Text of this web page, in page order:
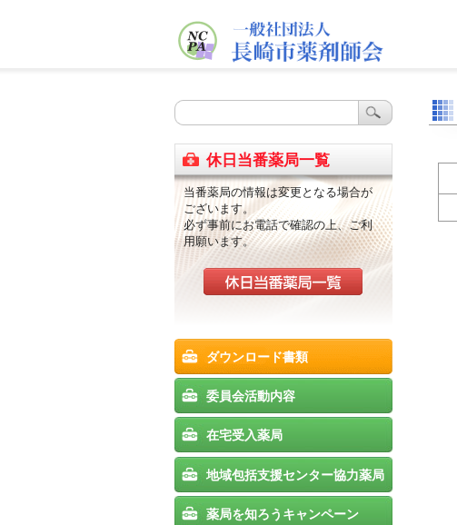
休日当番薬局一覧
当番薬局の情報は変更となる場合が
ございます。
必ず事前にお電話で確認の上、ご利
用願います。
ダウンロード書類
委員会活動内容
在宅受入薬局
地域包括支援センター協力薬局
薬局を知ろうキャンペーン